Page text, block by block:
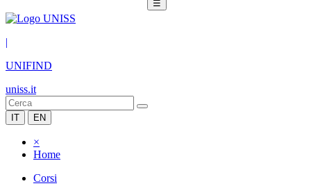
☰
|
UNIFIND
uniss.it
IT EN
×
Home
Corsi